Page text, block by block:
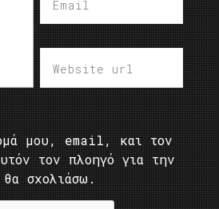
μου, email, και τον
τον πλοηγό για την
σχολιάσω.